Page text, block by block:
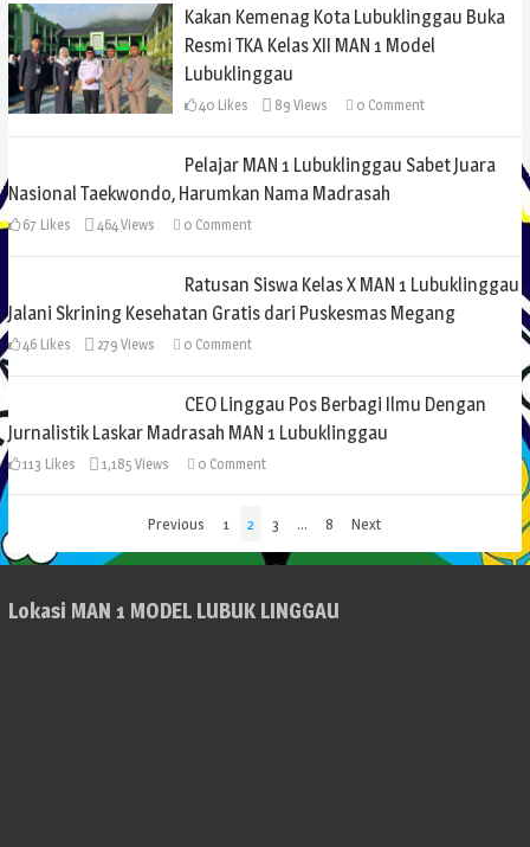
Kakan Kemenag Kota Lubuklinggau Buka
Resmi TKA Kelas XII MAN 1 Model
Lubuklinggau
40 Likes 89 Views 0 Comment
Pelajar MAN 1 Lubuklinggau Sabet Juara
Nasional Taekwondo, Harumkan Nama Madrasah
67 Likes 464 Views 0 Comment
Ratusan Siswa Kelas X MAN 1 Lubuklinggau
Jalani Skrining Kesehatan Gratis dari Puskesmas Megang
46 Likes 279 Views 0 Comment
CEO Linggau Pos Berbagi Ilmu Dengan
Jurnalistik Laskar Madrasah MAN 1 Lubuklinggau
113 Likes 1,185 Views 0 Comment
pos
Previous 1 2 3 … 8 Next
Lokasi MAN 1 MODEL LUBUK LINGGAU